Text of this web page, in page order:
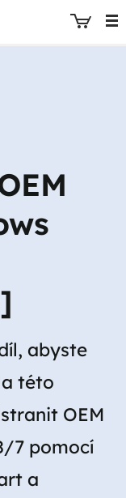
abyste
této
OEM
7 pomocí
a